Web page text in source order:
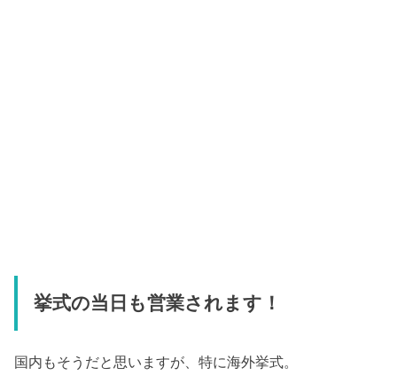
挙式の当日も営業されます！
国内もそうだと思いますが、特に海外挙式。